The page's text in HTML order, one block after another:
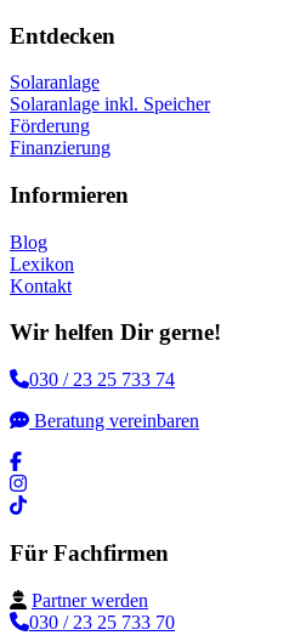
Entdecken
Solaranlage
Solaranlage inkl. Speicher
Förderung
Finanzierung
Informieren
Blog
Lexikon
Kontakt
Wir helfen Dir gerne!
030 / 23 25 733 74
Beratung vereinbaren
Für Fachfirmen
Partner werden
030 / 23 25 733 70